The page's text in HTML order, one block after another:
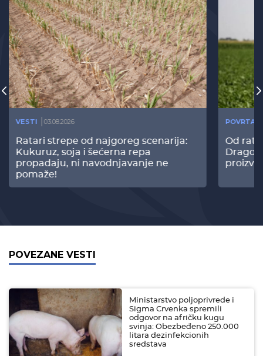
VESTI 03.08.2026
Ratari strepe od najgoreg scenarija:
Kukuruz, soja i šećerna repa
propadaju, ni navodnjavanje ne
pomaže!
Od
POVEZANE VESTI
Ministarstvo poljoprivrede i
Sigma Crvenka spremili
odgovor na afričku kugu
svinja: Obezbeđeno 250.000
litara dezinfekcionih
sredstava